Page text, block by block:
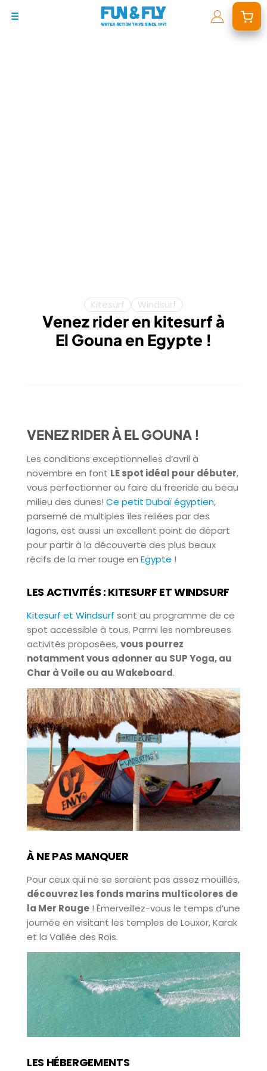
Kitesurf Windsurf
Venez rider en kitesurf à
El Gouna en Egypte !
VENEZ RIDER À EL GOUNA !
Les conditions exceptionnelles d’avril à
novembre en font LE spot idéal pour débuter,
vous perfectionner ou faire du freeride au beau
milieu des dunes! Ce petit Dubaï égyptien,
parsemé de multiples îles reliées par des
lagons, est aussi un excellent point de départ
pour partir à la découverte des plus beaux
récifs de la mer rouge en Egypte !
LES ACTIVITÉS : KITESURF ET WINDSURF
Kitesurf et Windsurf sont au programme de ce
spot accessible à tous. Parmi les nombreuses
activités proposées,vous pourrez
notamment vous adonner au SUP Yoga, au
Char à Voile ou au Wakeboard.
À NE PAS MANQUER
Pour ceux qui ne se seraient pas assez mouillés,
découvrez les fonds marins multicolores de
la Mer Rouge ! Émerveillez-vous le temps d’une
journée en visitant les temples de Louxor, Karak
et la Vallée des Rois.
LES HÉBERGEMENTS